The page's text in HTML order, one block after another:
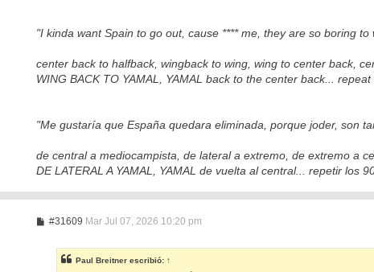
"I kinda want Spain to go out, cause **** me, they are so boring to
center back to halfback, wingback to wing, wing to center back,
WING BACK TO YAMAL, YAMAL back to the center back...
"Me gustaría que España quedara eliminada, porque joder, son
de central a mediocampista, de lateral a extremo, de extremo a
DE LATERAL A YAMAL, YAMAL de vuelta al central... repetir los
#31609M
a
Mar Jul 07, 2026 10:20 pm
Paul Breitner escribió: ↑